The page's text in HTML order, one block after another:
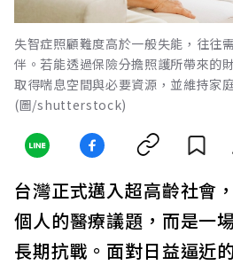
失智症照顧難度高於一般失能，往往
伴。若能透過保險分擔照護所帶來的
取得喘息空間與必要資源，並維持家
(圖/shutterstock)
台灣正式邁入超高齡社會
個人的醫療議題，而是一
長期抗戰。面對日益逼近